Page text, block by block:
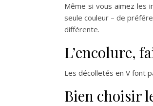
Même si vous aimez les
seule couleur – de
différente.
L’encolure,
Les décolletés en V font
Bien choisir